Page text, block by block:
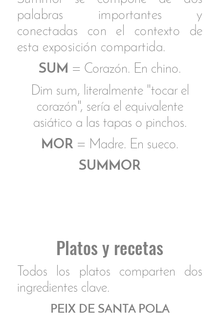
La unión de ambos en
representación de la armonía y el
equilibrio.
En el centro, el símbolo del infinito,
los lazos, el compromiso.
Cocer ligeramente al vapor ya pelado “el
gatet” o pintarroja. Cocinar a la plancha
Una vez fríos ambos, preparar un
salpicón añadiendo cebolla fresca muy
picada y una vinagreta.
Lavar arroz para sushi y cocer. Dejar
para dar forma a un símbolo de infinito,
rociar con aove y decorar con hojas y
¿Qué fue primero
el huevo o la gallina?